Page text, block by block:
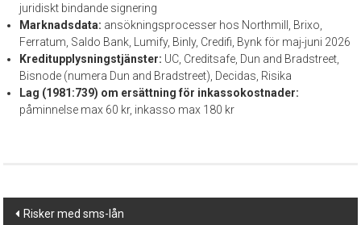
juridiskt bindande signering
Marknadsdata: ansökningsprocesser hos Northmill, Brixo,
Ferratum, Saldo Bank, Lumify, Binly, Credifi, Bynk för maj-juni 2026
Kreditupplysningstjänster: UC, Creditsafe, Dun and Bradstreet,
Bisnode (numera Dun and Bradstreet), Decidas, Risika
Lag (1981:739) om ersättning för inkassokostnader:
påminnelse max 60 kr, inkasso max 180 kr
Post
Risker med sms-lån